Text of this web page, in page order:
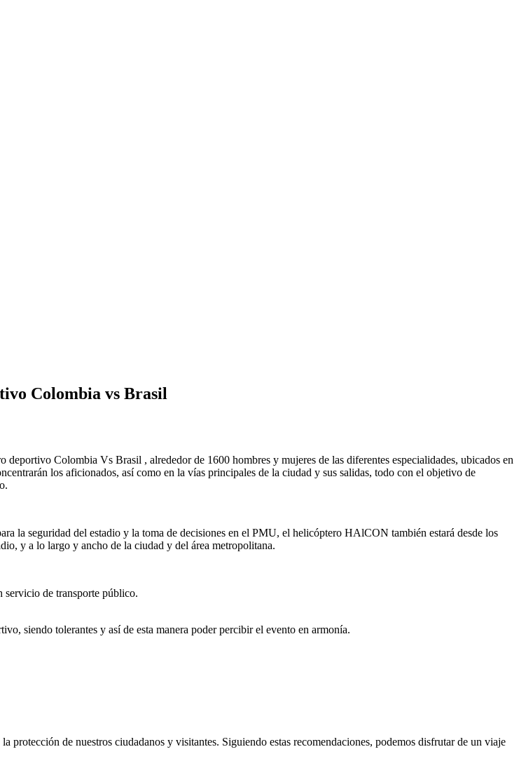
Colombia vs Brasil
Colombia Vs Brasil , alrededor de 1600 hombres y mujeres de las diferentes especialidades, ubicados en
los aficionados, así como en la vías principales de la ciudad y sus salidas, todo con el objetivo de
la seguridad del estadio y la toma de decisiones en el PMU, el helicóptero HAlCON también estará desde los
y a lo largo y ancho de la ciudad y del área metropolitana.
servicio de transporte público.
siendo tolerantes y así de esta manera poder percibir el evento en armonía.
de nuestros ciudadanos y visitantes. Siguiendo estas recomendaciones, podemos disfrutar de un viaje